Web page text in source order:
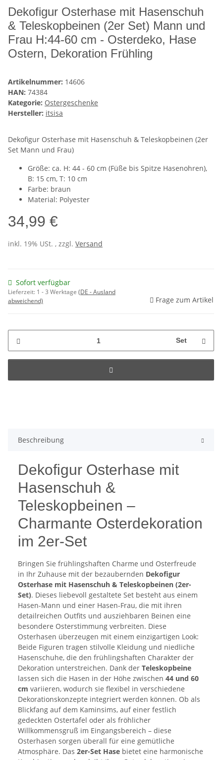
Dekofigur Osterhase mit Hasenschuh
& Teleskopbeinen (2er Set) Mann und
Frau H:44-60 cm - Osterdeko, Hase
Ostern, Dekoration Frühling
Artikelnummer: 14606
HAN: 74384
Kategorie: Ostergeschenke
Hersteller: itsisa
Dekofigur Osterhase mit Hasenschuh & Teleskopbeinen (2er
Set Mann und Frau)
Größe: ca. H: 44 - 60 cm (Füße bis Spitze Hasenohren),
B: 15 cm, T: 10 cm
Farbe: braun
Material: Polyester
34,99 €
inkl. 19% USt. , zzgl. Versand
Sofort verfügbar
Lieferzeit: 1 - 3 Werktage (DE - Ausland
abweichend)
Frage zum Artikel
Set
Beschreibung
Dekofigur Osterhase mit
Hasenschuh &
Teleskopbeinen –
Charmante Osterdekoration
im 2er-Set
Bringen Sie frühlingshaften Charme und Osterfreude
in Ihr Zuhause mit der bezaubernden Dekofigur
Osterhase mit Hasenschuh & Teleskopbeinen (2er-
Set). Dieses liebevoll gestaltete Set besteht aus einem
Hasen-Mann und einer Hasen-Frau, die mit ihren
detailreichen Outfits und ausziehbaren Beinen eine
besondere Osterstimmung verbreiten. Diese
Osterhasen überzeugen mit einem einzigartigen Look:
Beide Figuren tragen stilvolle Kleidung und niedliche
Hasenschuhe, die den frühlingshaften Charakter der
Dekoration unterstreichen. Dank der Teleskopbeine
lassen sich die Hasen in der Höhe zwischen 44 und 60
cm variieren, wodurch sie flexibel in verschiedene
Dekorationskonzepte integriert werden können. Ob als
Blickfang auf dem Kaminsims, auf einer festlich
gedeckten Ostertafel oder als fröhlicher
Willkommensgruß im Eingangsbereich – diese
Osterhasen sorgen überall für eine gemütliche
Atmosphäre. Das 2er-Set Hase bietet eine harmonische